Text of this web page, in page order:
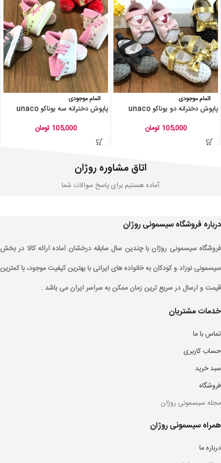
اتمام موجودی
پاپوش دخترانه دو یوناکو unaco
105,000 تومان
اتمام موجودی
پاپوش دخترانه سه یوناکو unaco
105,000 تومان
اتاق مشاوره روژان
آماده هستیم برای پاسخ سوالات شما
درباره فروشگاه سیسمونی روژان
فروشگاه سیسمونی روژان با چندین سال سابقه درخشان آماده ارائه کالا در بخش
سیسمونی نوزاد و کودکان به خانواده های ایرانی با بهترین کیفیت موجود، با کمترین
قیمت و ارسال در سریع ترین زمان ممکن به سراسر ایران می باشد .
خدمات مشتریان
تماس با ما
حساب کاربری
سبد خرید
فروشگاه
مجله سیسمونی روژان
همراه سیسمونی روژان
درباره ما